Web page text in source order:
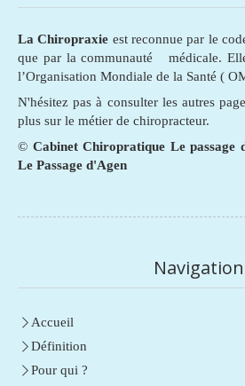
La Chiropraxie est reconnue par le
que par la communauté médicale.
l’Organisation Mondiale de la Santé (
N'hésitez pas à consulter les autres
plus sur le métier de chiropracteur.
© Cabinet Chiropratique Le
Le Passage d'Agen
Navigation
Accueil
Définition
Pour qui ?